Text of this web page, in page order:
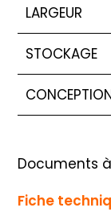
LARGEUR
STOCKAGE
Documents
Fiche